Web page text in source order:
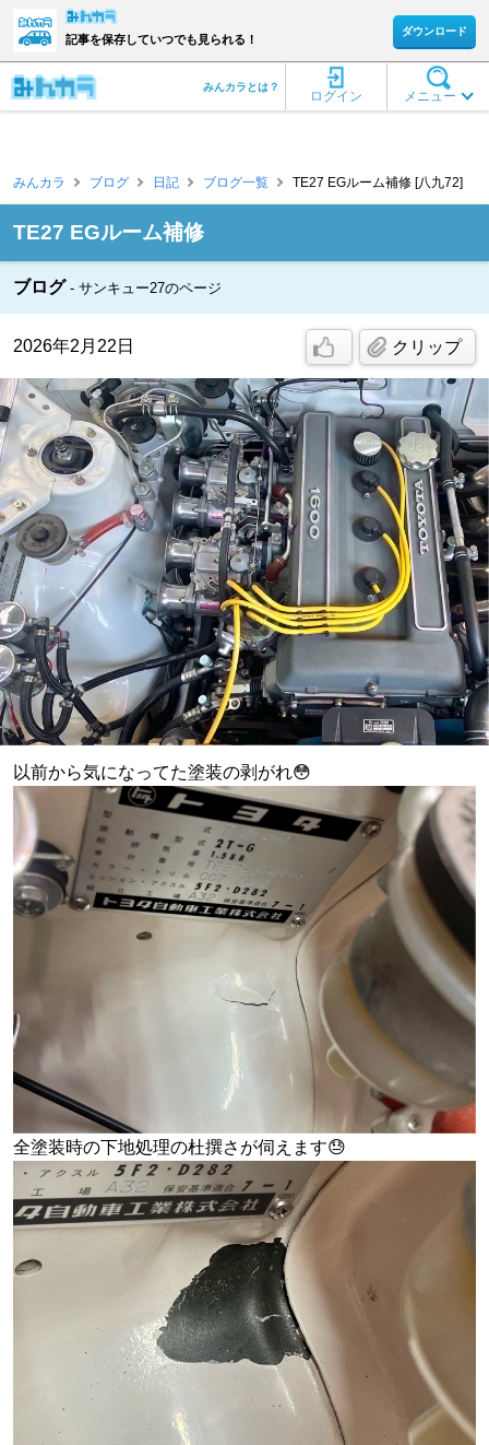
記事を保存していつでも見られる！
ダウンロード
メニュー
ログイン
みんカラとは？
みんカラ ブログ 日記 ブログ一覧 TE27 EGルーム補修 [八九72]
TE27 EGルーム補修
ブログ サンキュー27のページ
2026年2月22日 クリップ
以前から気になってた塗装の剥がれ😳
全塗装時の下地処理の杜撰さが伺えます😓